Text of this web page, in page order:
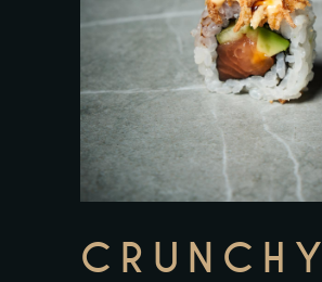
CRUNCHY